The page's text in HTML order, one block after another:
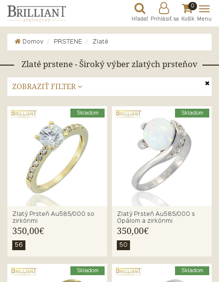
Hľadať Prihlásiť sa
0
Košík Menu
Domov PRSTENE Zlaté
Zlaté prstene - Široký výber zlatých prsteňov
ZOBRAZIŤ FILTER
Skladom
Zlatý Prsteň Au585/000 so
zirkónmi
350,00€
56
Skladom
Zlatý Prsteň Au585/000 s
Opálom a zirkónmi
350,00€
50
Skladom Skladom